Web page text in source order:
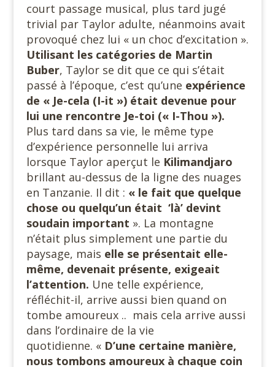
court passage musical, plus tard jugé
trivial par Taylor adulte, néanmoins avait
provoqué chez lui « un choc d’excitation ».
Utilisant les catégories de Martin
Buber, Taylor se dit que ce qui s’était
passé à l’époque, c’est qu’une expérience
de « Je-cela (I-it ») était devenue pour
lui une rencontre Je-toi (« I-Thou »).
Plus tard dans sa vie, le même type
d’expérience personnelle lui arriva
lorsque Taylor aperçut le Kilimandjaro
brillant au-dessus de la ligne des nuages
en Tanzanie. Il dit : « le fait que quelque
chose ou quelqu’un était ‘là’ devint
soudain important ». La montagne
n’était plus simplement une partie du
paysage, mais elle se présentait elle-
même, devenait présente, exigeait
l’attention. Une telle expérience,
réfléchit-il, arrive aussi bien quand on
tombe amoureux .. mais cela arrive aussi
dans l’ordinaire de la vie
quotidienne. « D’une certaine manière,
nous tombons amoureux à chaque coin